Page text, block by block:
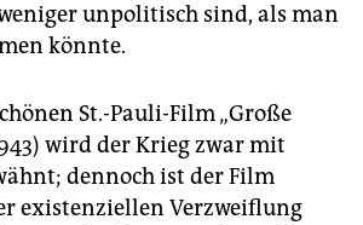
unpolitisch sind, als man
könnte.
St.-Pauli-Film „Große
wird der Krieg zwar mit
dennoch ist der Film
existenziellen Verzweiflung